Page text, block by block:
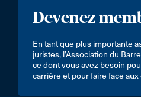
Devenez
En tant que plus importante
juristes, l’Association du
ce dont vous avez besoin
carrière et pour faire face